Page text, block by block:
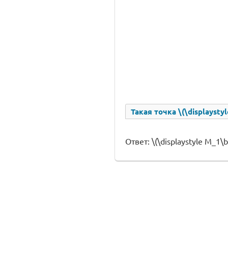
Такая точка
Ответ: \(\displaystyle